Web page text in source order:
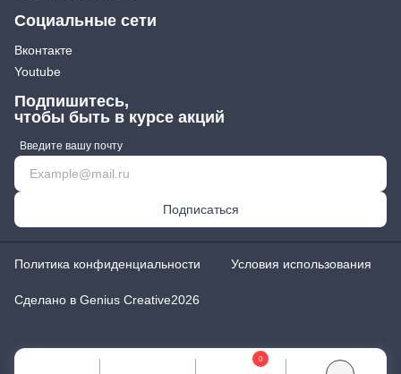
0
Социальные сети
Вконтакте
Youtube
Подпишитесь,
чтобы быть в курсе акций
Введите вашу почту
Подписаться
Политика конфиденциальности Условия использования
Сделано в Genius Creative2026